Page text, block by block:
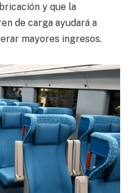
y que la
de carga ayudará a
mayores ingresos.